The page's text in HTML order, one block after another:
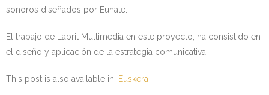
sonoros diseñados por Eunate.
El trabajo de Labrit Multimedia en este proyecto, ha consistido en
el diseño y aplicación de la estrategia comunicativa.
This post is also available in: Euskera